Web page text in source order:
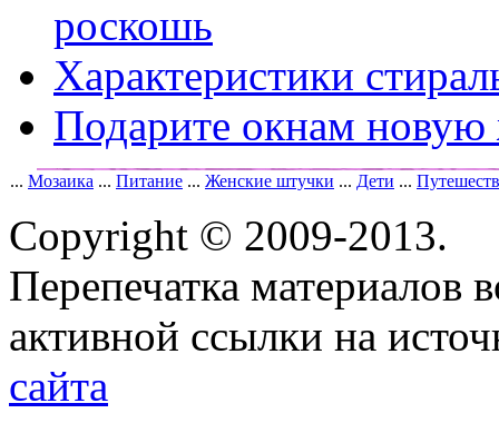
роскошь
Характеристики
Подарите окнам новую
... Мозаика ... Питание ... Женские штучки ... Дети ...
Copyright © 2009-2013.
Перепечатка материалов
активной ссылки на
сайта